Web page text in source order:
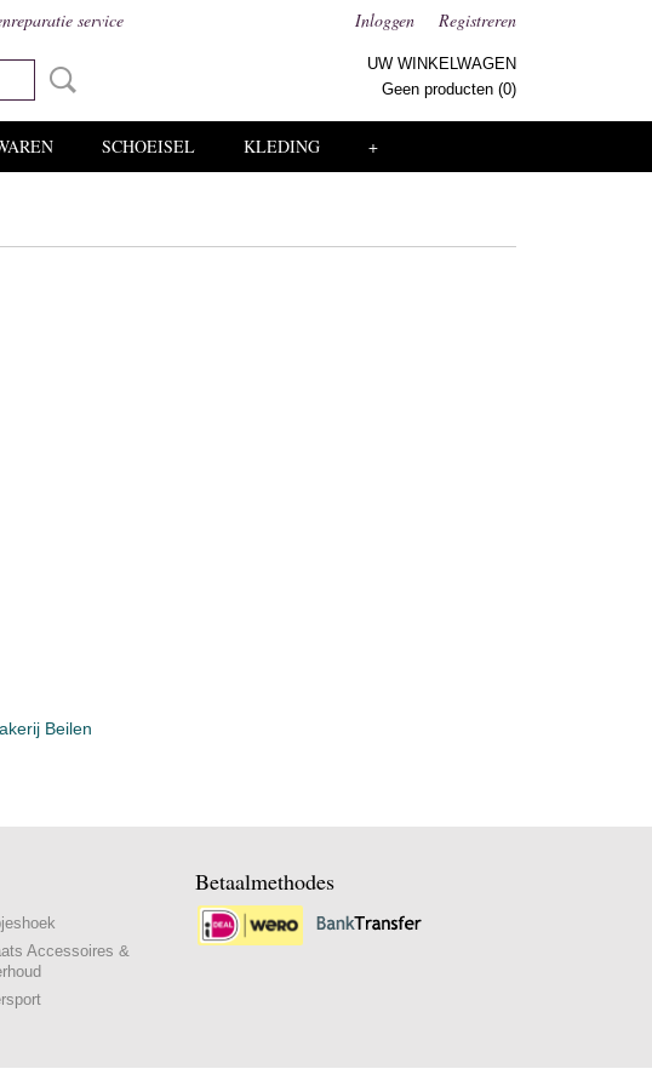
service Inloggen Registreren
UW WINKELWAGEN
Geen producten (0)
SCHOEISEL KLEDING +
Beilen
Accessoires &
Betaalmethodes